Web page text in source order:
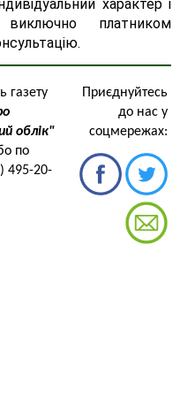
характер і
платником
газету
облік"
по
495-20-
Приєднуйтесь
до нас у
соцмережах: